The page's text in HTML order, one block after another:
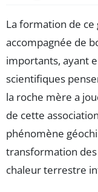
La formation de ce
accompagnée de
importants, ayant
scientifiques
la roche mère a
de cette
phénomène
transformation
chaleur terrestre